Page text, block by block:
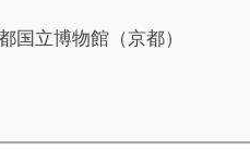
国立博物館（京都）